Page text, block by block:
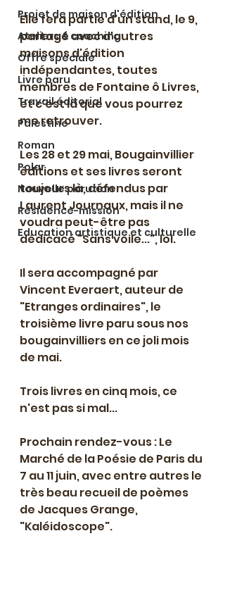
Projet de maison d'édition
Ateliers & coaching
Offre spéciale
Livre paru
Travail éditorial
Palestine
Roman
Polar
Nouvelle parution
Résidence-mission
Education artistique et culturelle
Elle fera partie d'un stand, le 9,
partagé avec d'autres
maisons d'édition
indépendantes, toutes
membres de Fontaine ô Livres,
et c'est là que vous pourrez
me retrouver.
Les 28 et 29 mai, Bougainvillier
éditions et ses livres seront
toujours là, défendus par
Laurent Journaux, mais il ne
voudra peut-être pas
dédicacé "Sans voile...", lol.
Il sera accompagné par
Vincent Everaert, auteur de
"Etranges ordinaires", le
troisième livre paru sous nos
bougainvilliers en ce joli mois
de mai.
Trois livres en cinq mois, ce
n'est pas si mal...
Prochain rendez-vous : Le
Marché de la Poésie de Paris du
7 au 11 juin, avec entre autres le
très beau recueil de poèmes
de Jacques Grange,
"Kaléidoscope".